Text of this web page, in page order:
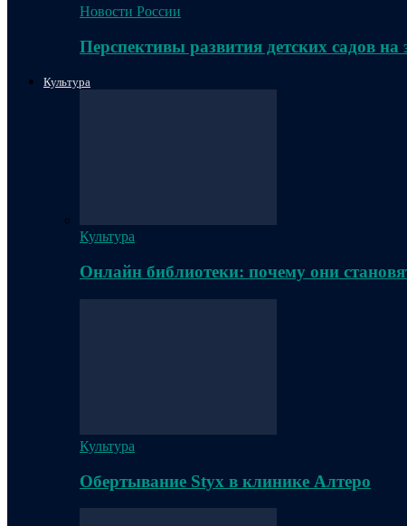
Новости России
Перспективы развития детских садов
Культура
Культура
Онлайн библиотеки: почему они
Культура
Обертывание Styx в клинике Алтеро